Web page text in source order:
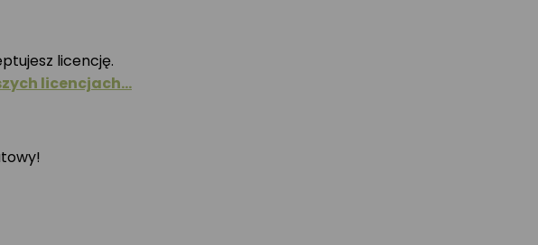
licencję.
licencjach…